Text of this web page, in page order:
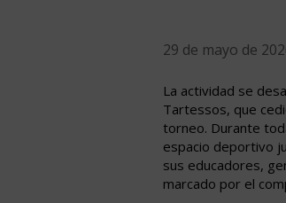
29 de mayo de
La actividad se
Tartessos, que
torneo. Durante
espacio deportivo
sus educadores,
marcado por el